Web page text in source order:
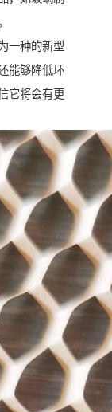
一种的新型
能够降低环
它将会有更